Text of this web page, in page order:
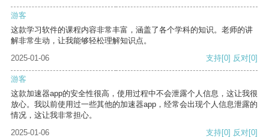
游客
这款学习软件的课程内容非常丰富，涵盖了各个学科的知识。老师的讲
解非常生动，让我能够轻松理解知识点。
2025-01-06
支持[0] 反对[0]
游客
这款加速器app的安全性很高，使用过程中不会泄露个人信息，这让我很
放心。我以前使用过一些其他的加速器app，经常会出现个人信息泄露的
情况，这让我非常担心。
2025-01-06
支持[0] 反对[0]